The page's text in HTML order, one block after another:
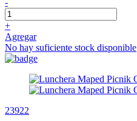
+
Agregar
No hay suficiente stock disponible
23922